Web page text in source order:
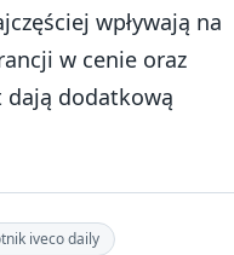
wpływają na
w cenie oraz
dają dodatkową
iveco daily